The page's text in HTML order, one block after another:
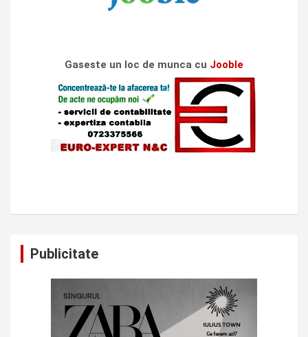
Gaseste un loc de munca cu Jooble
Publicitate